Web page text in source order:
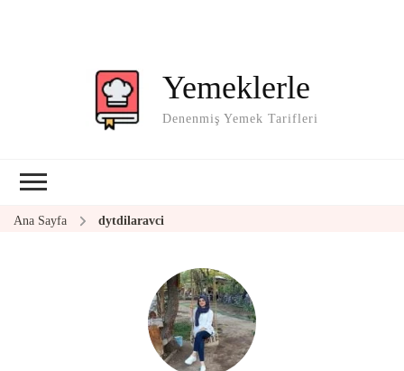
Yemeklerle
Denenmiş Yemek Tarifleri
Ana Sayfa dytdilaravci